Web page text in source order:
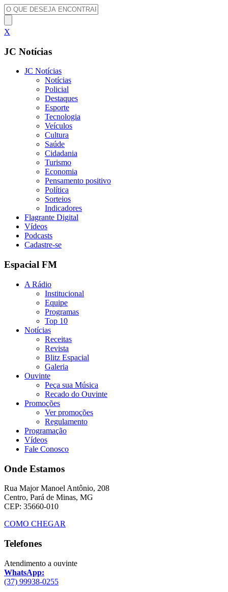
X
JC Notícias
JC Notícias
Notícias
Policial
Destaques
Esporte
Tecnologia
Veículos
Cultura
Saúde
Cidadania
Turismo
Economia
Pensamento positivo
Política
Sorteios
Indicadores
Flagrante Digital
Vídeos
Podcasts
Cadastre-se
Espacial FM
A Rádio
Institucional
Equipe
Programas
Top 10
Notícias
Receitas
Revista
Blitz Espacial
Galeria
Ouvinte
Peça sua Música
Recado do Ouvinte
Promoções
Ver promoções
Regulamento
Programação
Vídeos
Fale Conosco
Onde Estamos
Rua Major Manoel Antônio, 208
Centro, Pará de Minas, MG
CEP: 35660-010
COMO CHEGAR
Telefones
Atendimento a ouvinte
WhatsApp:
(37) 99938-0255